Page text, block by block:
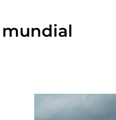
mundial